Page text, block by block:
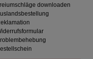
downloaden